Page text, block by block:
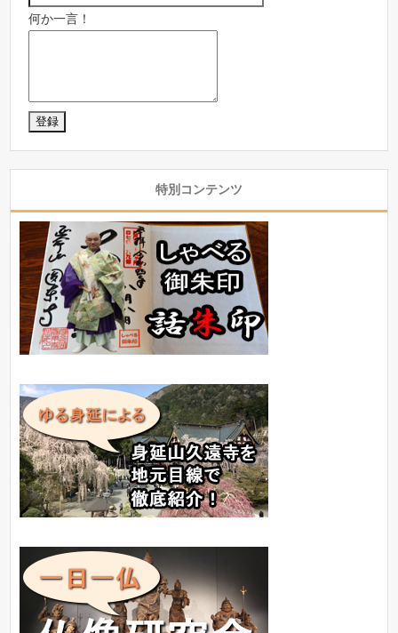
何か一言！
特別コンテンツ